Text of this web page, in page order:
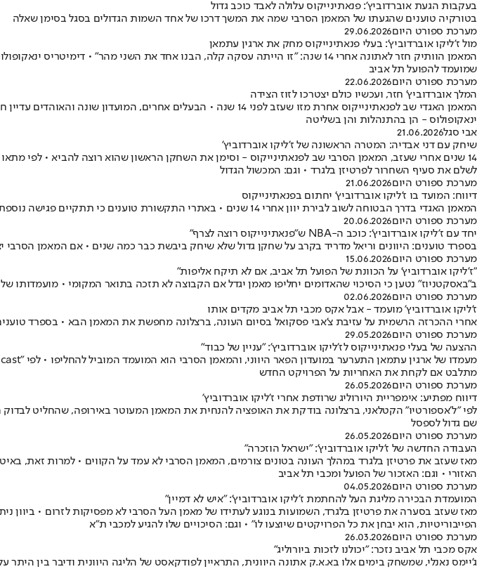
בעקבות הגעת אוברדוביץ': פנאתינייקוס עלולה לאבד כוכב גדול
בטורקיה טוענים שהגעתו של המאמן הסרבי שמה את המשך דרכו של אחד השמות הגדולים בסגל בסימן שאלה
מערכת ספורט היום29.06.2026
מול ז'ליקו אוברדוביץ': בעלי פנאתינייקוס מחק את ארגין עתמאן
המאמן הוותיק חזר לאתונה אחרי 14 שנה: "זו הייתה עסקה קלה, הבנו אחד את השני מהר"
שמועמד להפועל תל אביב
מערכת ספורט היום22.06.2026
המלך אוברדוביץ' חזר, ועכשיו כולם יצטרכו לזוז הצידה
המאמן האגדי שב לפנאתינייקוס אחרת מזו שעזב לפני 14 שנה • הבעלים
ינאקופולוס - הן בהתנהלות והן בשליטה
אבי סגל21.06.2026
שיחק עם דני אבדיה: המטרה הראשונה של ז'ליקו אוברדוביץ'
14 שנים אחרי שעזב, המאמן הסרבי שב לפנאתינייקוס - וסימן את השחקן הראשון שהוא רוצה להביא • לפי
לשלם את סעיף השחרור לפרטיזן בלגרד • וגם: המכשול הגדול
מערכת ספורט היום21.06.2026
דיווח: המועד בו ז'ליקו אוברדוביץ' יחתום בפנאתינייקוס
המאמן האגדי בדרך הבטוחה לשוב לבירת יוון אחרי 14 שנים • באתרי התקשורת טוענים כי תתקיים פגישה נוספת בינו לבין דימיטריס ינאקופולוס בקרוב, אחריה יצא "עשן לבן"
מערכת ספורט היום20.06.2026
יחד עם ז'ליקו אוברדוביץ': כוכב ה-NBA ש"פנאתינייקוס רוצה לצרף"
בספרד טוענים: היוונים וריאל מדריד בקרב על שחקן גדול שלא שיחק ביבשת כבר כמה שנים • אם המאמן הסרבי
מערכת ספורט היום15.06.2026
"ז'ליקו אוברדוביץ' על הכוונת של הפועל תל אביב, אם לא תיקח אליפות"
ב"באסקטניוז" נטען כי הסיכוי שהאדומים יחליפו מאמן יגדל אם הקבוצה לא תזכה בתואר המקומי •
מערכת ספורט היום02.06.2026
ז'ליקו אוברדוביץ' מועמד - אבל אקס מכבי תל אביב מקדים אותו
אחרי ההכרזה הרשמית על עזיבת צ'אבי פסקואל בסיום העונה, ברצלונה מחפשת את המאמן הבא • בספרד
מערכת ספורט היום29.05.2026
ההצעה של בעלי פנאתינייקוס לז'ליקו אוברדוביץ': "עניין של כבוד"
מתלבט אם לקחת את האחריות על הפרויקט החדש
מערכת ספורט היום26.05.2026
דיווח מפתיע: אימפריית היורוליג שרודפת אחרי ז'ליקו אוברדוביץ'
לפי "ל'אספורטיו" הקטלאני, ברצלונה בודקת את האופציה להנחית את המאמן המעוטר באירופה, שהחליט
שם גדול לספסל
מערכת ספורט היום26.05.2026
העבודה החדשה של ז'ליקו אוברדוביץ': "ישראל הוזכרה"
מאז שעזב את פרטיזן בלגרד במהלך העונה בטונים צורמים, המאמן הסרבי לא עמד על הקווים • למרות זאת,
האזורי • וגם: האזכור של הפועל ומכבי תל אביב
מערכת ספורט היום04.05.2026
המועמדת הבכירה מליגת העל להחתמת ז'ליקו אוברדוביץ': "איש לא דמיין"
הפייבוריטיות, הוא יבחן את כל הפרויקטים שיוצעו לו" • וגם: הסיכויים שלו להגיע למכבי ת"א
מערכת ספורט היום26.03.2026
אקס מכבי תל אביב נזכר: "יכולנו לזכות ביורוליג"
ג'יימס נאנלי, שמשחק בימים אלו בא.א.ק אתונה היוונית, התראיין לפודקאסט של הליגה היוונית ודיבר בין